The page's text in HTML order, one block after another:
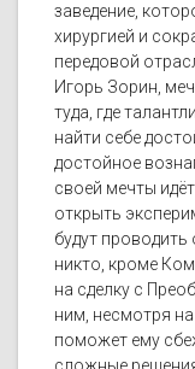
заведение,
хирургией и
передовой
Игорь Зорин,
туда, где
найти себе
достойное
своей мечты
открыть
будут проводить
никто, кроме
на сделку с
ним, несмотря
поможет ему